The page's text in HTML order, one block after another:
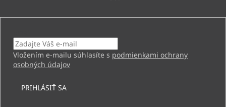
Vložením e-mailu súhlasíte s podmienkami ochrany
osobných údajov
PRIHLÁSIŤ SA